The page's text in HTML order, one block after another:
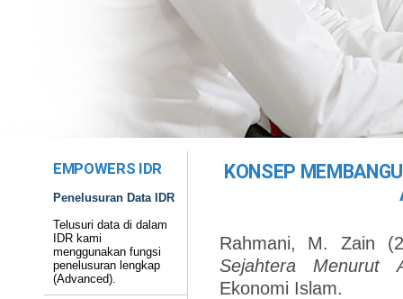
EMPOWERS IDR
Penelusuran Data IDR
Telusuri data di dalam
IDR kami
menggunakan fungsi
penelusuran lengkap
(Advanced).
KONSEP
Rahmani, M. Zain
Sejahtera Menurut
Ekonomi Islam.